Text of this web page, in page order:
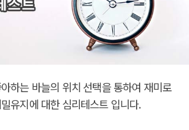
하는 바늘의 위치 선택을 통하여 재미로
유지에 대한 심리테스트 입니다.